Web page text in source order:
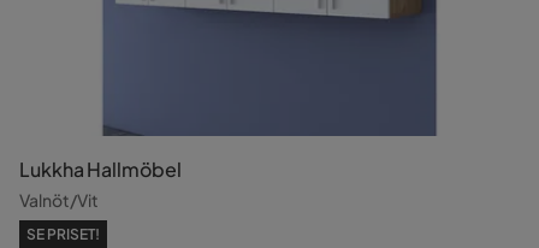
Lukkha Hallmöbel
Valnöt/Vit
SE PRISET!